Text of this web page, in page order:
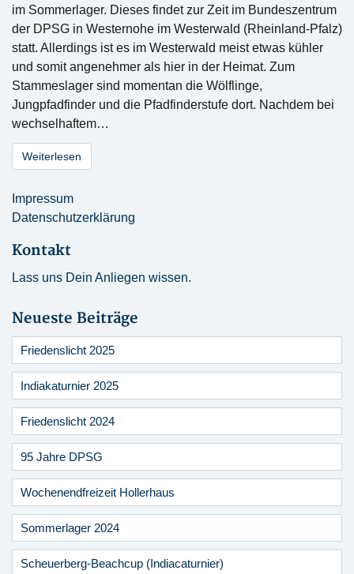
im Sommerlager. Dieses findet zur Zeit im Bundeszentrum
der DPSG in Westernohe im Westerwald (Rheinland-Pfalz)
statt. Allerdings ist es im Westerwald meist etwas kühler
und somit angenehmer als hier in der Heimat. Zum
Stammeslager sind momentan die Wölflinge,
Jungpfadfinder und die Pfadfinderstufe dort. Nachdem bei
wechselhaftem…
Weiterlesen
Impressum
Datenschutzerklärung
Kontakt
Lass uns Dein Anliegen wissen.
Neueste Beiträge
Friedenslicht 2025
Indiakaturnier 2025
Friedenslicht 2024
95 Jahre DPSG
Wochenendfreizeit Hollerhaus
Sommerlager 2024
Scheuerberg-Beachcup (Indiacaturnier)